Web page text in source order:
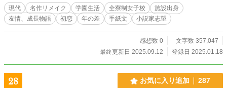
がらも親友の牧村さやかや辺唐院珠莉（へんとういんじゅ
り）と助け合いながら、愛美は寮生活に慣れていく。 そして
彼女は、幼い頃からの夢である小説家になるべく動き出すけ
現代 名作リメイク 学園生活 全寮制女子校
施設出身
友情、成長物語
初恋 年の差 手紙文 小説家志望
感想数 0
文字数 357,047
最終更新日 2025.09.12
登録日 2025.01.18
28 お気に入り追加 287